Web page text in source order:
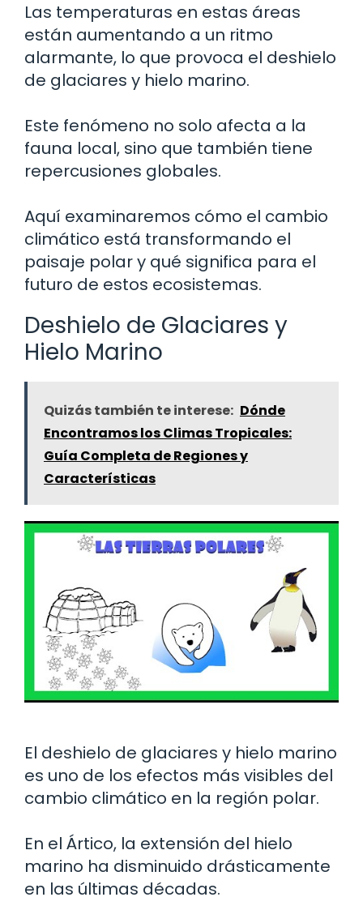
Las temperaturas en estas áreas
están aumentando a un ritmo
alarmante, lo que provoca el deshielo
de glaciares y hielo marino.
Este fenómeno no solo afecta a la
fauna local, sino que también tiene
repercusiones globales.
Aquí examinaremos cómo el cambio
climático está transformando el
paisaje polar y qué significa para el
futuro de estos ecosistemas.
Deshielo de Glaciares y
Hielo Marino
Quizás también te interese: Dónde
Encontramos los Climas Tropicales:
Guía Completa de Regiones y
Características
El deshielo de glaciares y hielo marino
es uno de los efectos más visibles del
cambio climático en la región polar.
En el Ártico, la extensión del hielo
marino ha disminuido drásticamente
en las últimas décadas.